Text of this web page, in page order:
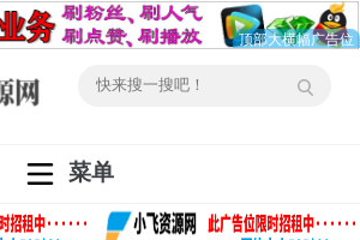
菜单